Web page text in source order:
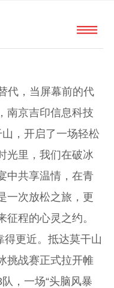
代，当屏幕前的代
南京吉印信息科技
，开启了一场轻松
光里，我们在破冰
中共享温情，在青
次放松之旅，更
程的心灵之约。
更近。抵达莫干山
挑战赛正式拉开帷
，一场“头脑风暴